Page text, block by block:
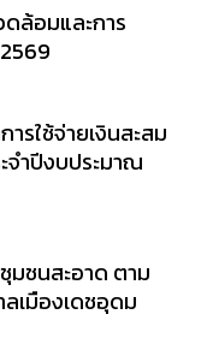
ดล้อมและการ
ารใช้จ่ายเงินสะสม
ำปีงบประมาณ
มชนสะอาด ตาม
เมืองเดชอุดม